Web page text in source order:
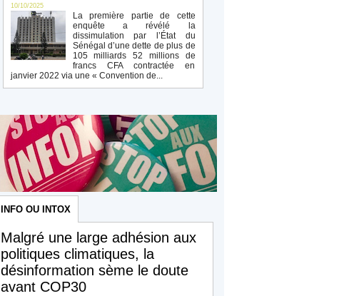
10/10/2025
La première partie de cette
enquête a révélé la
dissimulation par l’État du
Sénégal d’une dette de plus de
105 milliards 52 millions de
francs CFA contractée en
janvier 2022 via une « Convention de...
INFO OU INTOX
Malgré une large adhésion aux
politiques climatiques, la
désinformation sème le doute
avant COP30